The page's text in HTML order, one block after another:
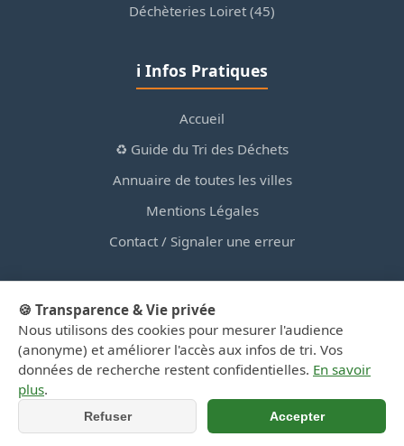
Déchèteries Loiret (45)
ℹ️ Infos Pratiques
Accueil
♻️ Guide du Tri des Déchets
Annuaire de toutes les villes
Mentions Légales
Contact / Signaler une erreur
© 2026 PortailDesDechetsEnRegionCentre.fr — Site
d'information privé, non affilié aux collectivités.
🍪 Transparence & Vie privée
Nous utilisons des cookies pour mesurer l'audience
(anonyme) et améliorer l'accès aux infos de tri. Vos
données de recherche restent confidentielles. En savoir
plus.
Refuser Accepter
📞 Appeler 📍 Y aller (GPS)